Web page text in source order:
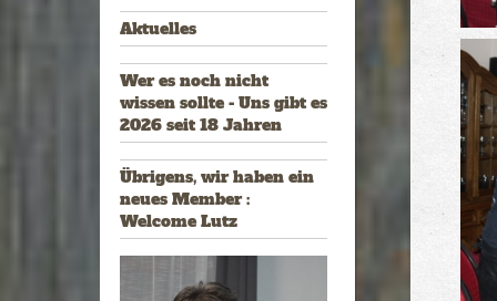
Aktuelles
Wer es noch nicht
wissen sollte - Uns gibt es
2026 seit 18 Jahren
Übrigens, wir haben ein
neues Member :
Welcome Lutz